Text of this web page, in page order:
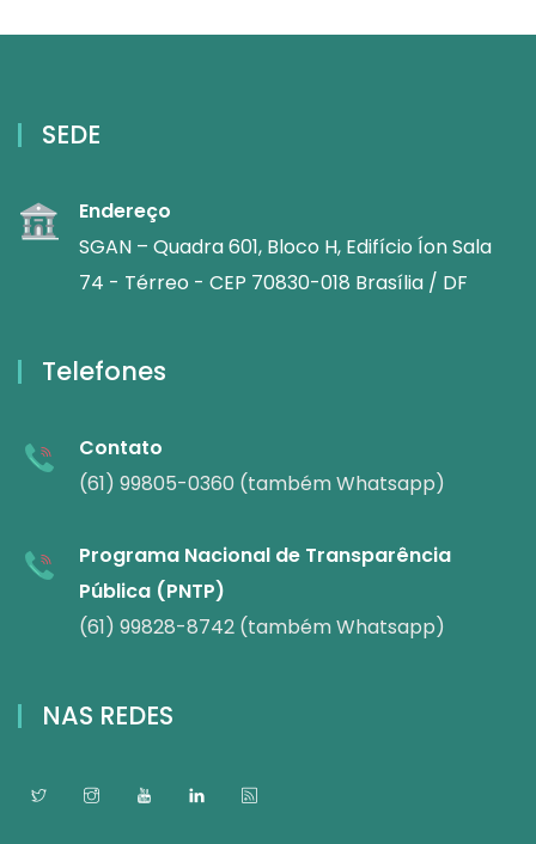
SEDE
Endereço
SGAN – Quadra 601, Bloco H, Edifício Íon Sala
74 - Térreo - CEP 70830-018 Brasília / DF
Telefones
Contato
(61) 99805-0360 (também Whatsapp)
Programa Nacional de Transparência
Pública (PNTP)
(61) 99828-8742 (também Whatsapp)
NAS REDES